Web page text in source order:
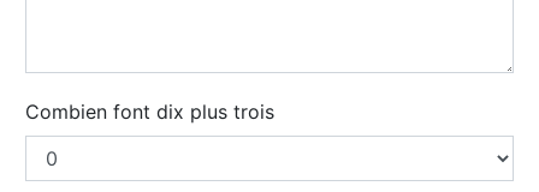
Combien font dix plus trois